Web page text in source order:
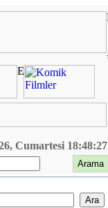
Cumartesi 18:48:27